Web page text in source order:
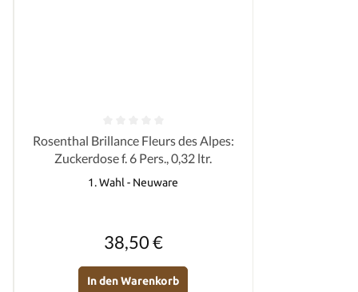
5 Sternen
Durchschnittliche Bewertung von 0 von 5 Sternen
Rosenthal Brillance Fleurs des Alpes:
Zuckerdose f. 6 Pers., 0,32 ltr.
1. Wahl - Neuware
38,50 €
In den Warenkorb